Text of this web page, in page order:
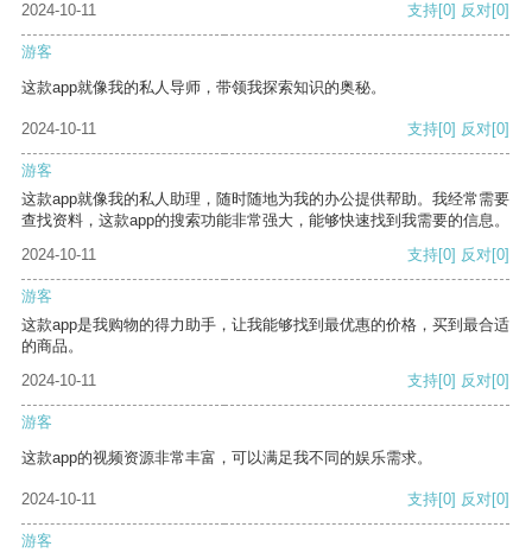
2024-10-11
支持[0] 反对[0]
游客
这款app就像我的私人导师，带领我探索知识的奥秘。
2024-10-11 支持[0] 反对[0]
游客
这款app就像我的私人助理，随时随地为我的办公提供帮助。我经常需要
查找资料，这款app的搜索功能非常强大，能够快速找到我需要的信息。
2024-10-11
支持[0] 反对[0]
游客
这款app是我购物的得力助手，让我能够找到最优惠的价格，买到最合适
的商品。
2024-10-11
支持[0] 反对[0]
游客
这款app的视频资源非常丰富，可以满足我不同的娱乐需求。
2024-10-11 支持[0] 反对[0]
游客